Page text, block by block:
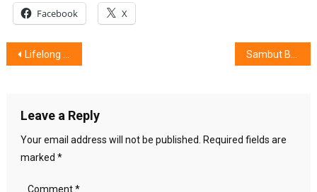
Facebook X
Post
Lifelong Learning: Kunci Karier yang Moncer di Era Kompetitif
Leave a Reply
Your email address will not be published.
Required fields are
marked *
Comment*